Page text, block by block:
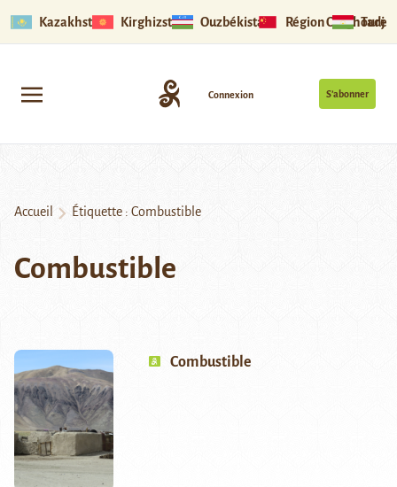
Kazakhstan Kirghizstan Ouzbékistan Région Ouïghoure
S’abonner
Connexion
Accueil Étiquette : Combustible
Combustible
Combustible